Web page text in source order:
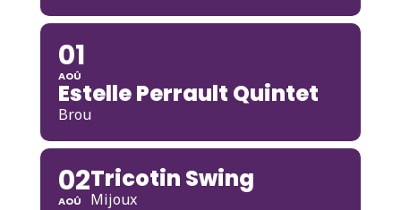
01
AOÛ
Estelle Perrault Quintet
Brou
02
AOÛ
Tricotin Swing
Mijoux